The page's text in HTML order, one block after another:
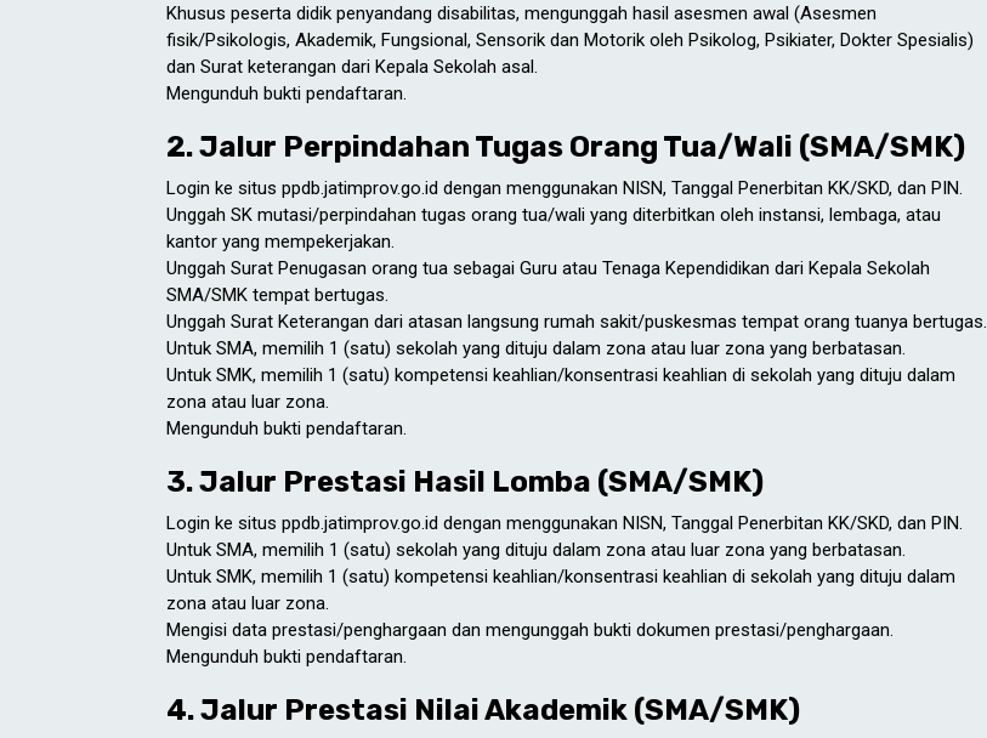
Khusus peserta didik penyandang disabilitas, mengunggah hasil asesmen awal (Asesmen
fisik/Psikologis, Akademik, Fungsional, Sensorik dan Motorik oleh Psikolog, Psikiater, Dokter Spesialis)
dan Surat keterangan dari Kepala Sekolah asal.
Mengunduh bukti pendaftaran.
2. Jalur Perpindahan Tugas Orang Tua/Wali (SMA/SMK)
Login ke situs ppdb.jatimprov.go.id dengan menggunakan NISN, Tanggal Penerbitan KK/SKD, dan PIN.
Unggah SK mutasi/perpindahan tugas orang tua/wali yang diterbitkan oleh instansi, lembaga, atau
kantor yang mempekerjakan.
Unggah Surat Penugasan orang tua sebagai Guru atau Tenaga Kependidikan dari Kepala Sekolah
SMA/SMK tempat bertugas.
Unggah Surat Keterangan dari atasan langsung rumah sakit/puskesmas tempat orang tuanya bertugas.
Untuk SMA, memilih 1 (satu) sekolah yang dituju dalam zona atau luar zona yang berbatasan.
Untuk SMK, memilih 1 (satu) kompetensi keahlian/konsentrasi keahlian di sekolah yang dituju dalam
zona atau luar zona.
Mengunduh bukti pendaftaran.
3. Jalur Prestasi Hasil Lomba (SMA/SMK)
Login ke situs ppdb.jatimprov.go.id dengan menggunakan NISN, Tanggal Penerbitan KK/SKD, dan PIN.
Untuk SMA, memilih 1 (satu) sekolah yang dituju dalam zona atau luar zona yang berbatasan.
Untuk SMK, memilih 1 (satu) kompetensi keahlian/konsentrasi keahlian di sekolah yang dituju dalam
zona atau luar zona.
Mengisi data prestasi/penghargaan dan mengunggah bukti dokumen prestasi/penghargaan.
Mengunduh bukti pendaftaran.
4. Jalur Prestasi Nilai Akademik (SMA/SMK)